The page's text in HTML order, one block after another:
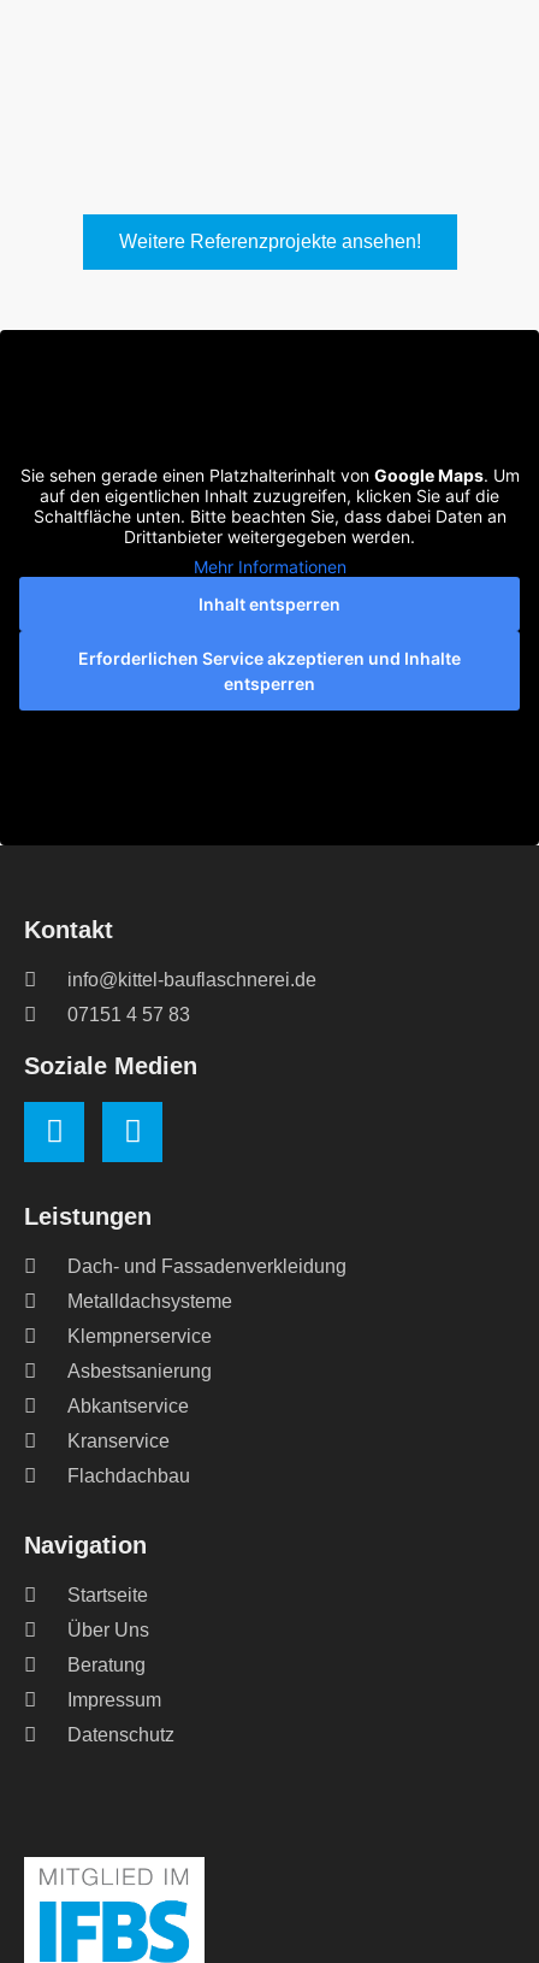
Weitere Referenzprojekte ansehen!
Sie sehen gerade einen Platzhalterinhalt von Google Maps. Um
auf den eigentlichen Inhalt zuzugreifen, klicken Sie auf die
Schaltfläche unten. Bitte beachten Sie, dass dabei Daten an
Drittanbieter weitergegeben werden.
Mehr Informationen
Inhalt entsperren
Erforderlichen Service akzeptieren und Inhalte
entsperren
Navigation
Startseite
Über Uns
Beratung
Impressum
Datenschutz
Leistungen
Dach- und Fassadenverkleidung
Metalldachsysteme
Klempnerservice
Asbestsanierung
Abkantservice
Kranservice
Flachdachbau
Kontakt
info@kittel-bauflaschnerei.de
07151 4 57 83
Soziale Medien